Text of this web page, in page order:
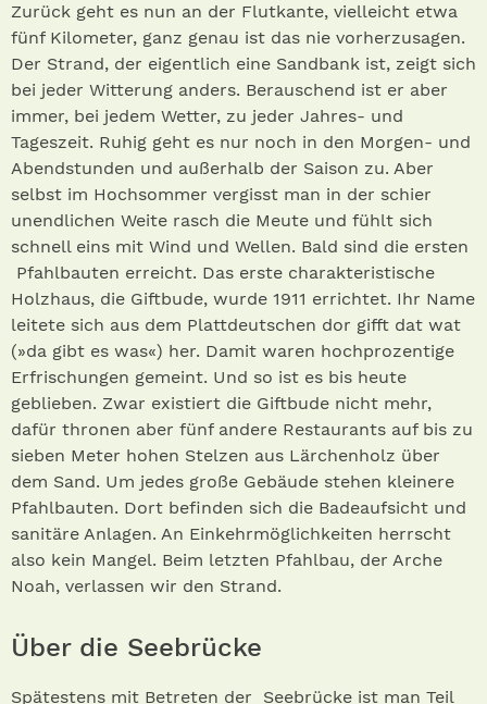
Zurück geht es nun an der Flutkante, vielleicht etwa
fünf Kilometer, ganz genau ist das nie vorherzusagen.
Der Strand, der eigentlich eine Sandbank ist, zeigt sich
bei jeder Witterung anders. Berauschend ist er aber
immer, bei jedem Wetter, zu jeder Jahres- und
Tageszeit. Ruhig geht es nur noch in den Morgen- und
Abendstunden und außerhalb der Saison zu. Aber
selbst im Hochsommer vergisst man in der schier
unendlichen Weite rasch die Meute und fühlt sich
schnell eins mit Wind und Wellen. Bald sind die ersten
Pfahlbauten erreicht. Das erste charakteristische
Holzhaus, die Giftbude, wurde 1911 errichtet. Ihr Name
leitete sich aus dem Plattdeutschen dor gifft dat wat
(»da gibt es was«) her. Damit waren hochprozentige
Erfrischungen gemeint. Und so ist es bis heute
geblieben. Zwar existiert die Giftbude nicht mehr,
dafür thronen aber fünf andere Restaurants auf bis zu
sieben Meter hohen Stelzen aus Lärchenholz über
dem Sand. Um jedes große Gebäude stehen kleinere
Pfahlbauten. Dort befinden sich die Badeaufsicht und
sanitäre Anlagen. An Einkehrmöglichkeiten herrscht
also kein Mangel. Beim letzten Pfahlbau, der Arche
Noah, verlassen wir den Strand.
Über die Seebrücke
Spätestens mit Betreten der Seebrücke ist man Teil